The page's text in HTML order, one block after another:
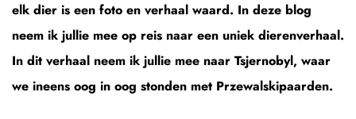
elk dier is een foto en verhaal waard. In deze blog
neem ik jullie mee op reis naar een uniek dierenverhaal.
In dit verhaal neem ik jullie mee naar Tsjernobyl, waar
we ineens oog in oog stonden met Przewalskipaarden.